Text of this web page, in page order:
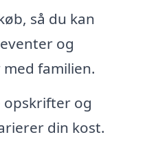
så du kan
og
familien.
og
din kost.